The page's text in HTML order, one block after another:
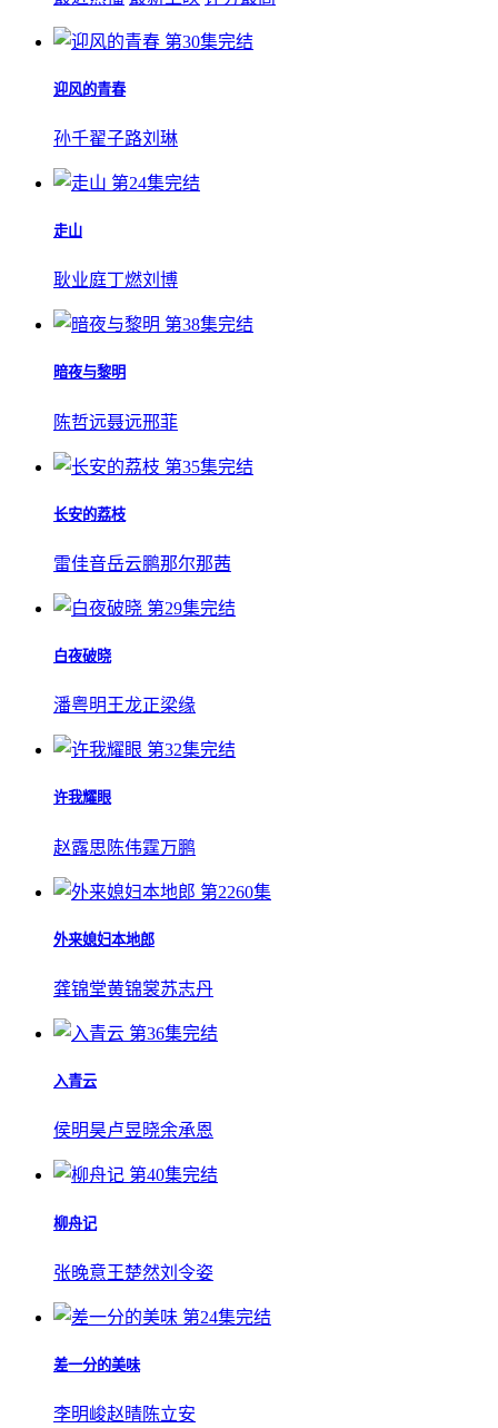
第30集完结
迎风的青春
孙千翟子路刘琳
第24集完结
走山
耿业庭丁燃刘博
第38集完结
暗夜与黎明
陈哲远聂远邢菲
第35集完结
长安的荔枝
雷佳音岳云鹏那尔那茜
第29集完结
白夜破晓
潘粤明 王龙正梁缘
第32集完结
许我耀眼
赵露思 陈伟霆万鹏
第2260集
外来媳妇本地郎
龚锦堂黄锦裳苏志丹
第36集完结
入青云
侯明昊卢昱晓余承恩
第40集完结
柳舟记
张晚意王楚然刘令姿
第24集完结
差一分的美味
李明峻赵晴陈立安